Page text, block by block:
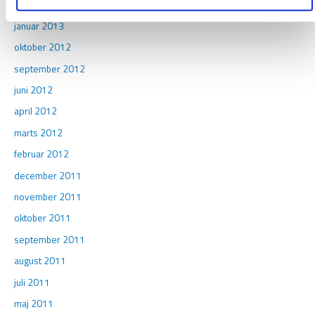
januar 2013
oktober 2012
september 2012
juni 2012
april 2012
marts 2012
februar 2012
december 2011
november 2011
oktober 2011
september 2011
august 2011
juli 2011
maj 2011